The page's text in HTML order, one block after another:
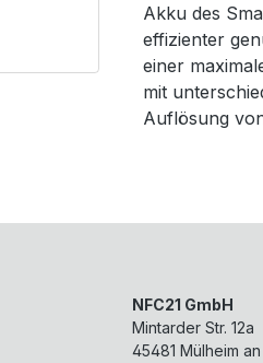
Akku des
effizienter
einer
mit
Auflösung
NFC21 GmbH
Mintarder Str. 12a
45481 Mülheim